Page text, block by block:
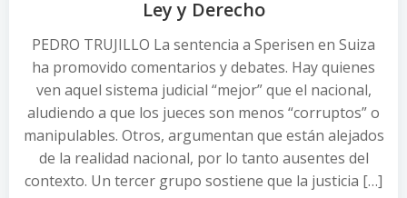
Ley y Derecho
PEDRO TRUJILLO La sentencia a Sperisen en Suiza
ha promovido comentarios y debates. Hay quienes
ven aquel sistema judicial “mejor” que el nacional,
aludiendo a que los jueces son menos “corruptos” o
manipulables. Otros, argumentan que están alejados
de la realidad nacional, por lo tanto ausentes del
contexto. Un tercer grupo sostiene que la justicia […]